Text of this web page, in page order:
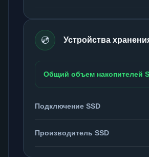
💿 Устройства
Общий объем накопителей
Подключение SSD
Производитель SSD